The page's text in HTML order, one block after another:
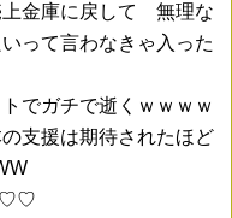
上金庫に戻して 無理な
って言わなきゃ入った
でガチで逝くｗｗｗｗ
支援は期待されたほど